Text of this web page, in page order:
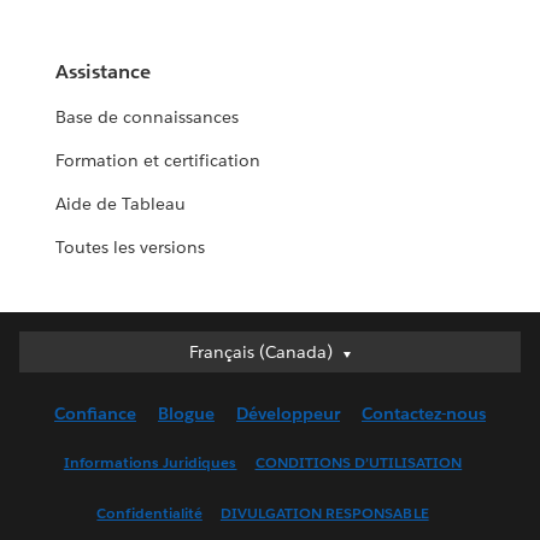
Assistance
Base de connaissances
Formation et certification
Aide de Tableau
Toutes les versions
Français (Canada)
Français (Canada)
English (UK)
Français (France)
Confiance Blogue Développeur Contactez-nous
Informations Juridiques CONDITIONS D’UTILISATION
Confidentialité DIVULGATION RESPONSABLE